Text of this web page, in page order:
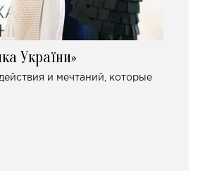
України»
и мечтаний, которые